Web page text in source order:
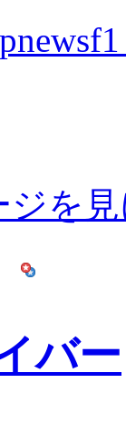
ジを
バー